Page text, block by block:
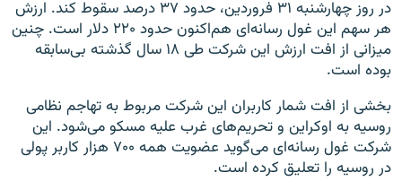
در روز چهارشنبه ۳۱ فروردین، حدود ۳۷ درصد سقوط کند. ارزش
هر سهم این غول رسانه‌ای هم‌اکنون حدود ۲۲۰ دلار است. چنین
میزانی از افت ارزش این شرکت طی ۱۸ سال گذشته بی‌سابقه
بوده است.
بخشی از افت شمار کاربران این شرکت مربوط به تهاجم نظامی
روسیه به اوکراین و تحریم‌های غرب علیه مسکو می‌شود. این
شرکت غول رسانه‌ای می‌گوید عضویت همه ۷۰۰ هزار کاربر پولی
در روسیه را تعلیق کرده است.